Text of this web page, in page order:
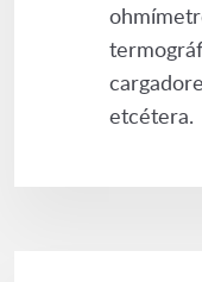
etcétera.